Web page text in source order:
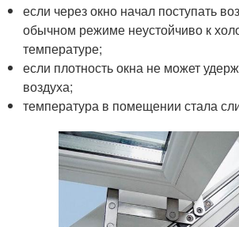
если через окно начал поступать
обычном режиме неустойчиво к
температуре;
если плотность окна не может
воздуха;
температура в помещении стала